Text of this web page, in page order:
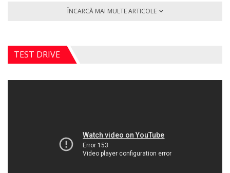
ÎNCARCĂ MAI MULTE ARTICOLE
TEST DRIVE